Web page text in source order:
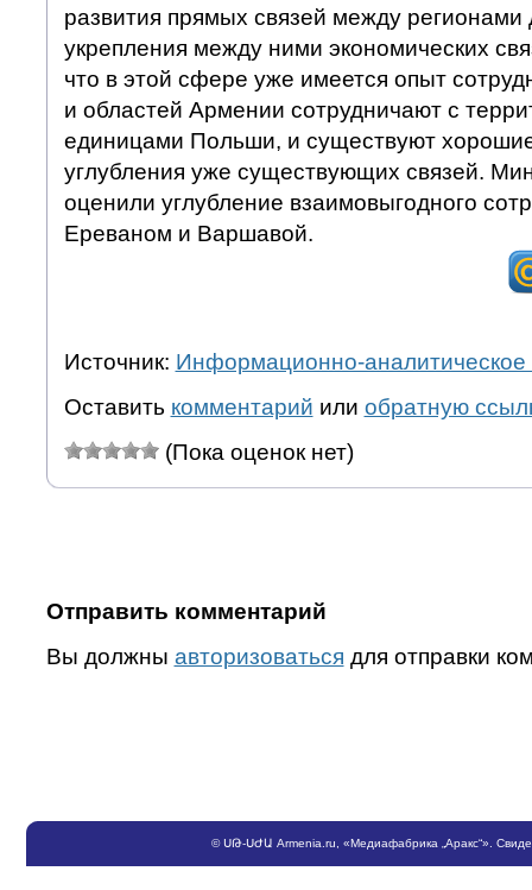
развития прямых связей между регионами
укрепления между ними экономических
что в этой сфере уже имеется опыт
и областей Армении сотрудничают с
единицами Польши, и существуют
углубления уже существующих связей.
оценили углубление взаимовыгодного
Ереваном и Варшавой.
Источник: Информационно-аналитическое
Оставить комментарий или обратную
(Пока оценок нет)
Отправить комментарий
Вы должны авторизоваться для отправки
©ՍԹ-ՍԺԱ Armenia.ru , «Медиафабрика „Аракс“».